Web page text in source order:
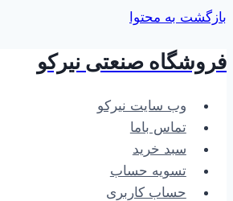
بازگشت به محتوا
فروشگاه صنعتی نیرکو
وب سایت نیرکو
تماس باما
سبد خرید
تسویه حساب
حساب کاربری